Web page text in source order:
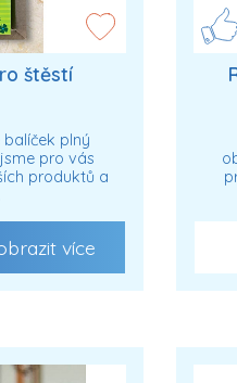
štěstí
plný
pro vás
produktů a
více